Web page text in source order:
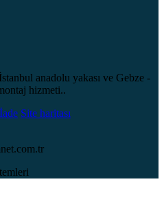
anadolu yakası ve Gebze -
hizmeti..
İade Site haritası